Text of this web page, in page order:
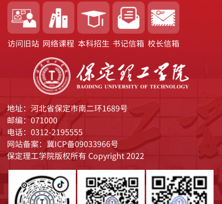
访问旧站 网络课程 本科招生 书记信箱 校长信箱
地址：河北省保定市南二环1689号
邮编：071000
电话：0312-2195555
网站备案：冀ICP备09033966号
保定理工学院版权所有 Copyright 2022